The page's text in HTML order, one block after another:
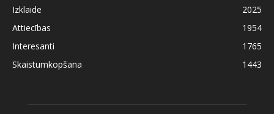
Izklaide
2025
Attiecības
1954
Interesanti
1765
Skaistumkopšana
1443